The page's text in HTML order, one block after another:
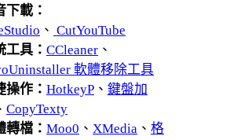
下載：
、 CutYouTube
工具： CCleaner 、
軟體移除工具
操作： HotkeyP 、 鍵盤加
CopyTexty
轉檔： Moo0 、 XMedia 、 格